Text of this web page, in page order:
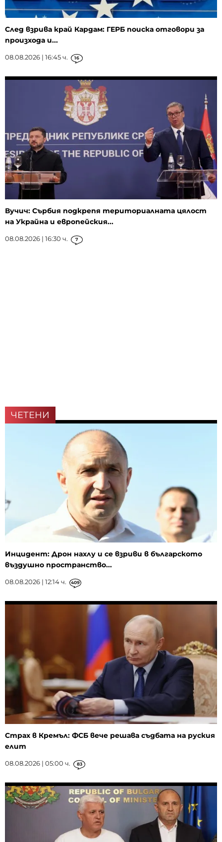
След взрива край Кардам: ГЕРБ поиска отговори за
произхода и...
08.08.2026 | 16:45 ч. 16
Вучич: Сърбия подкрепя териториалната цялост
на Украйна и европейския...
08.08.2026 | 16:30 ч. 7
ЧЕТЕНИ
Инцидент: Дрон нахлу и се взриви в българското
въздушно пространство...
08.08.2026 | 12:14 ч. 409
Страх в Кремъл: ФСБ вече решава съдбата на руския
елит
08.08.2026 | 05:00 ч. 83